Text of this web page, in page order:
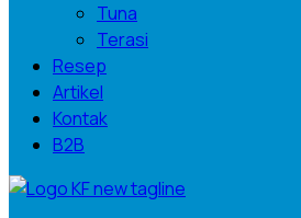
Tuna
Terasi
Resep
Artikel
Kontak
B2B